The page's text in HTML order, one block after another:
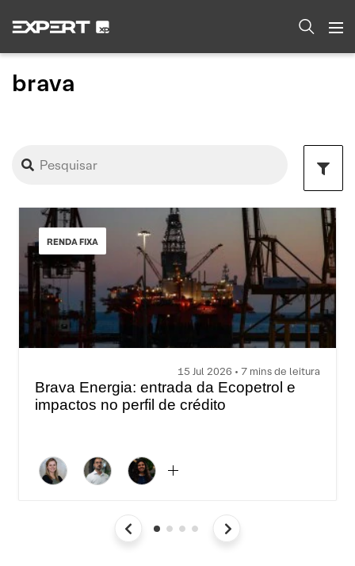
brava
RENDA FIXA
15 Jul 2026 • 7 mins de leitura
Brava Energia: entrada da Ecopetrol e
impactos no perfil de crédito